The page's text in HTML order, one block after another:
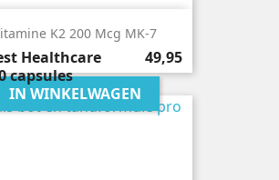
K2 200 Mcg MK-7
Healthcare
capsules
Prijs
49,95
IN WINKELWAGEN